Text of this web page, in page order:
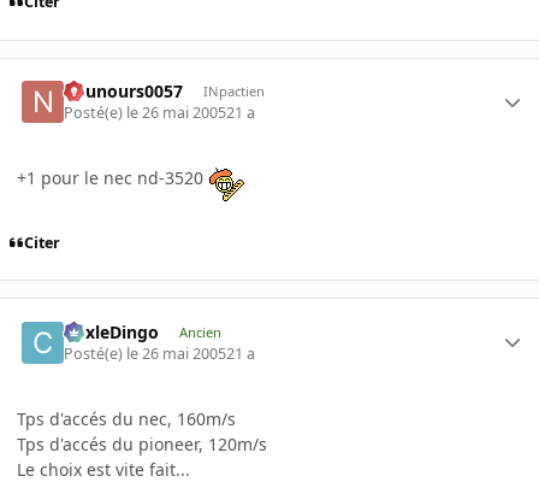
nounours0057 INpactien
Posté(e) le 26 mai 200521 a
+1 pour le nec nd-3520
Citer
CoxleDingo Ancien
Posté(e) le 26 mai 200521 a
Tps d'accés du nec, 160m/s
Tps d'accés du pioneer, 120m/s
Le choix est vite fait...